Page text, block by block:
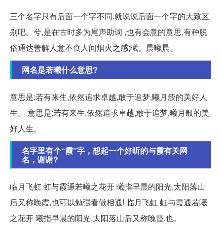
三个名字只有后面一个字不同,就说说后面一个字的大致区
别吧。兮,是在古时多为尾声助词 ,也有会意的意思,有种脱
俗通达善解人意不食人间烟火之感;曦。晨曦晨。
网名是若曦什么意思?
意思是:若有来生,依然追求卓越,敢于追梦,曦月般的美好人
生。 意思是:若有来生,依然追求卓越,敢于追梦,曦月般的美
好人生。
名字里有个“霞”字，想起一个好听的与霞有关网
名，谢谢?
临月飞虹 虹与霞通若曦之花开 曦指早晨的阳光,太阳落山
后又称晚霞,也可以勉强看做相通! 临月飞虹 虹与霞通若曦
之花开 曦指早晨的阳光,太阳落山后又称晚霞,也。